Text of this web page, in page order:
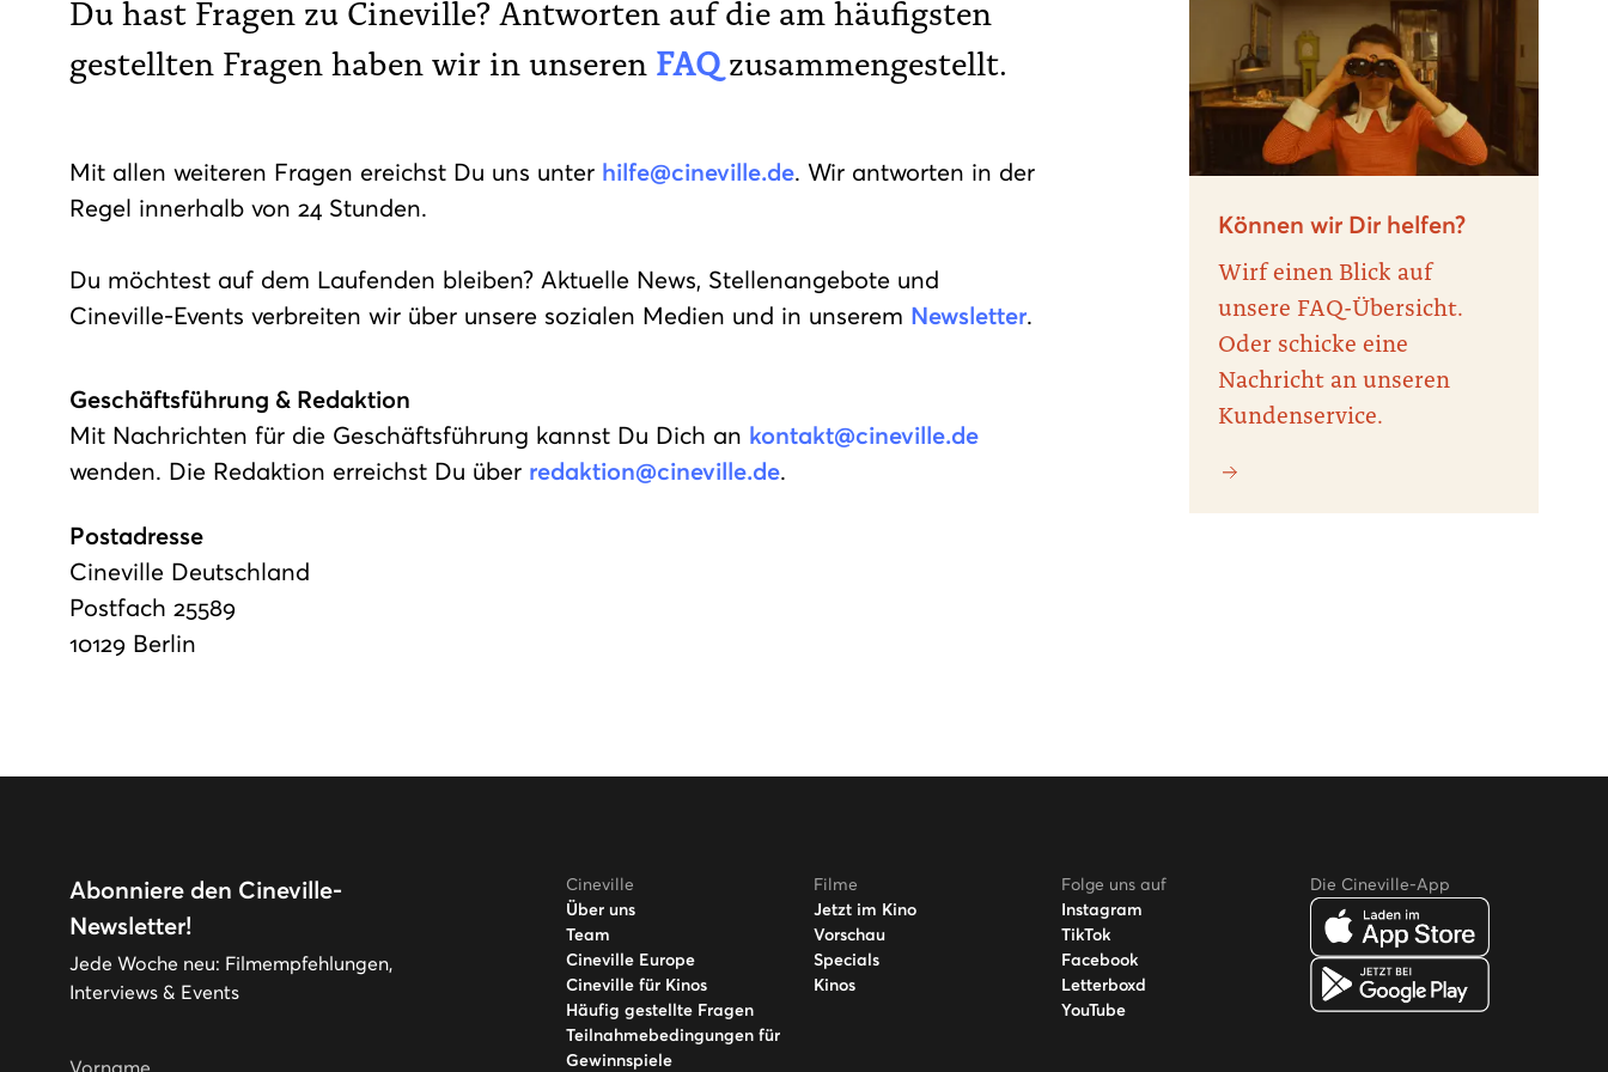
Du hast Fragen zu Cineville? Antworten auf die am häufigsten
gestellten Fragen haben wir in unseren FAQ zusammengestellt.
Mit allen weiteren Fragen ereichst Du uns unter hilfe@cineville.de. Wir antworten in der
Regel innerhalb von 24 Stunden.
Du möchtest auf dem Laufenden bleiben? Aktuelle News, Stellenangebote und
Cineville-Events verbreiten wir über unsere sozialen Medien und in unserem Newsletter.
Geschäftsführung & Redaktion
Mit Nachrichten für die Geschäftsführung kannst Du Dich an kontakt@cineville.de
wenden. Die Redaktion erreichst Du über redaktion@cineville.de.
Postadresse
Cineville Deutschland
Postfach 25589
10129 Berlin
Können wir Dir helfen?
Wirf einen Blick auf
unsere FAQ-Übersicht.
Oder schicke eine
Nachricht an unseren
Kundenservice.
Abonniere den Cineville-
Newsletter!
Jede Woche neu: Filmempfehlungen,
Interviews & Events
Vorname
Cineville
Über uns
Team
Cineville Europe
Cineville für Kinos
Häufig gestellte Fragen
Teilnahmebedingungen für
Gewinnspiele
Filme
Jetzt im Kino
Vorschau
Specials
Kinos
Folge uns auf
Instagram
TikTok
Facebook
Letterboxd
YouTube
Die Cineville-App